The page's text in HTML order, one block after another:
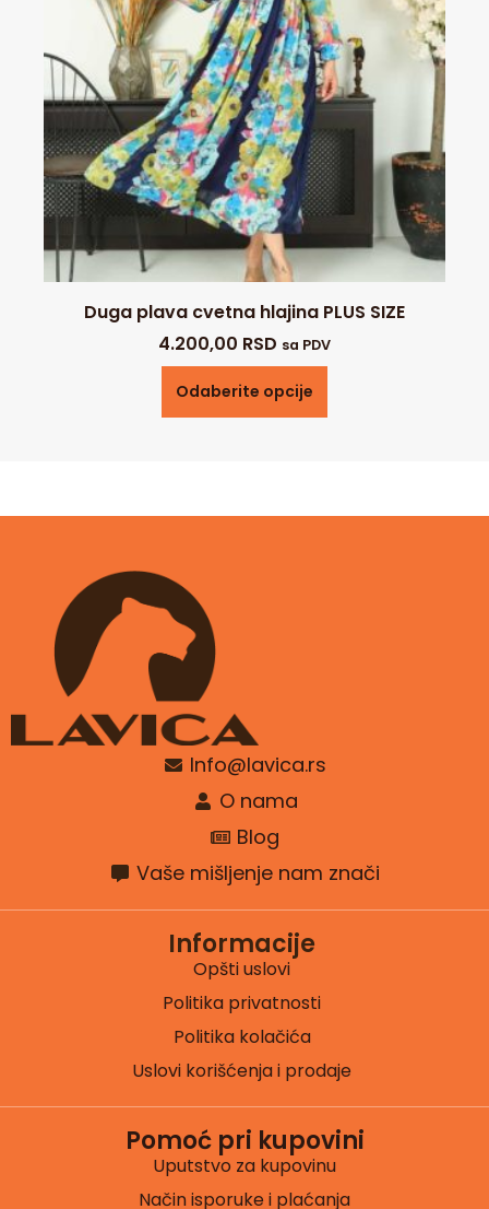
Duga plava cvetna hlajina PLUS SIZE
4.200,00 RSD sa PDV
Odaberite opcije
Info@lavica.rs
O nama
Blog
Vaše mišljenje nam znači
Informacije
Opšti uslovi
Politika privatnosti
Politika kolačića
Uslovi korišćenja i prodaje
Pomoć pri kupovini
Uputstvo za kupovinu
Način isporuke i plaćanja